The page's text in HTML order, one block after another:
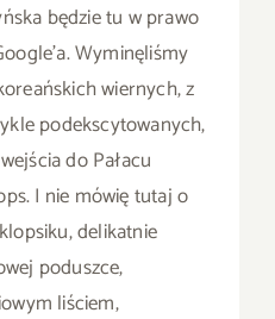
będzie tu w prawo
Wyminęliśmy
wiernych, z
podekscytowanych,
do Pałacu
I nie mówię tutaj o
delikatnie
poduszce,
liściem,